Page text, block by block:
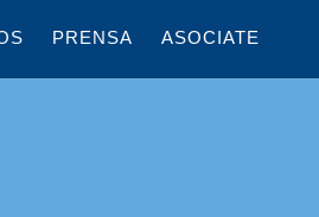
PRENSA ASOCIATE